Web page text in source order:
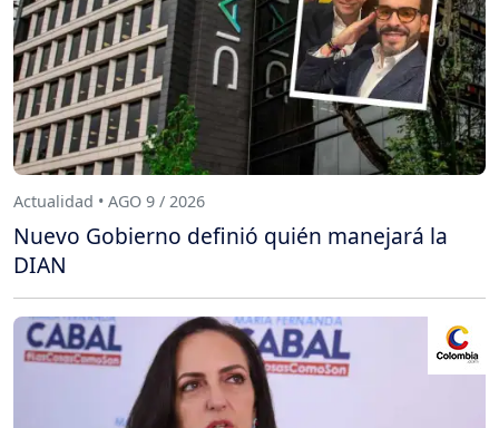
Actualidad • AGO 9 / 2026
Nuevo Gobierno definió quién manejará la
DIAN